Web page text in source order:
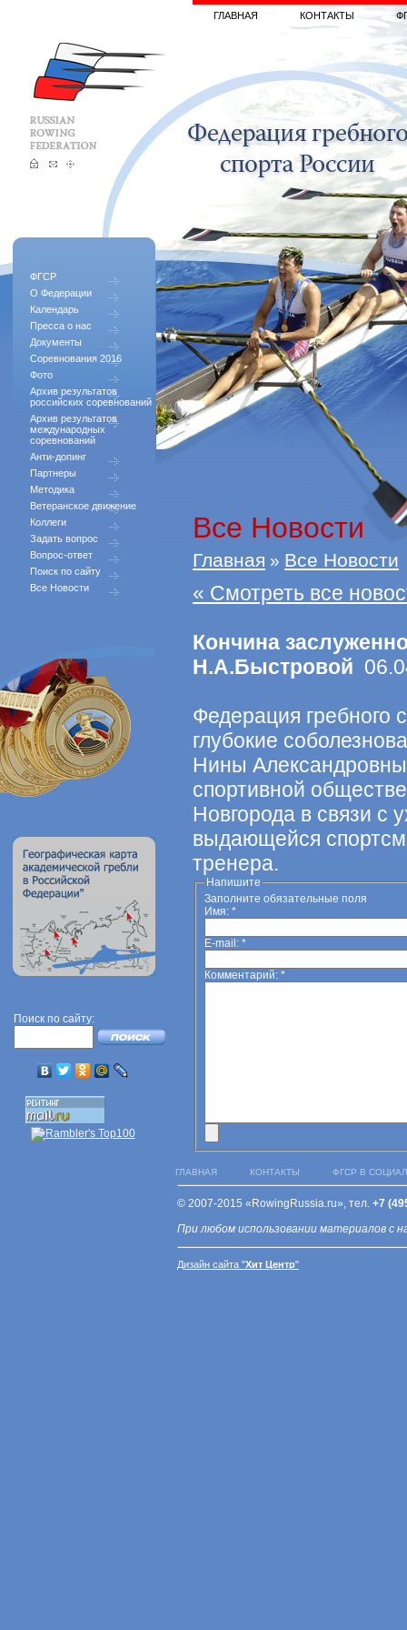
ФГСР
О Федерации
Календарь
Пресса о нас
Документы
Соревнования 2016
Фото
Архив результатов
российских соревнований
Архив результатов
международных
соревнований
Анти-допинг
Партнеры
Методика
Ветеранское движение
Коллеги
Задать вопрос
Вопрос-ответ
Поиск по сайту
Все Новости
Поиск по сайту:
ГЛАВНАЯ КОНТАКТЫ
Все Новости
Главная » Все Новости
« Смотреть все
Кончина
Н.А.Быстровой
Федерация гребного
глубокие
Нины
спортивной
Новгорода в связи с
выдающейся
тренера.
Напишите
Заполните обязательные поля
Имя: *
E-mail: *
Комментарий: *
ГЛАВНАЯ КОНТАКТЫ ФГСР В
© 2007-2015 «RowingRussia.ru», тел. +7
При любом использовании материалов с
Дизайн сайта "Хит Центр"